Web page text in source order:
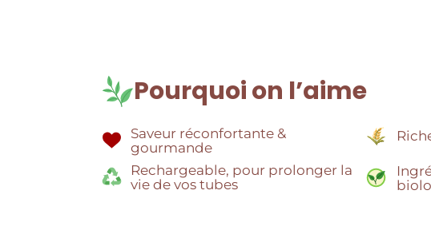
Pourquoi on l’aime
Saveur réconfortante &
gourmande
Rechargeable, pour prolonger la
vie de vos tubes